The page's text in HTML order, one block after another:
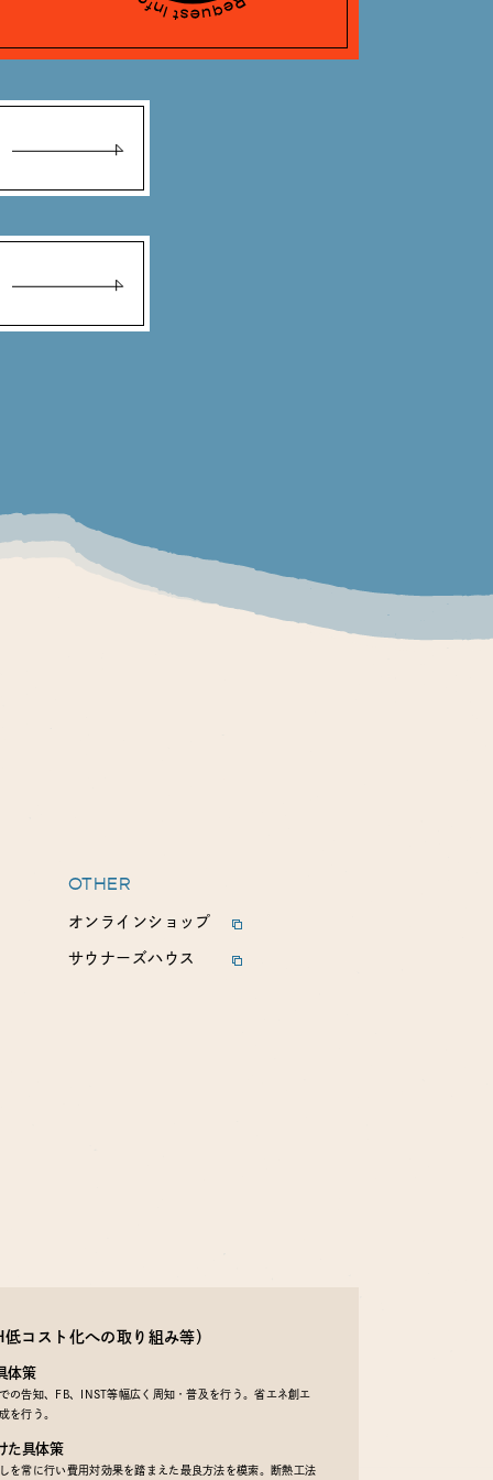
OTHER
オンラインショップ
サウナーズハウス
低コスト化への取り組み等）
体策
の告知、FB、INST等幅広く周知・普及を行う。省エネ創エ
を行う。
た具体策
を常に行い費用対効果を踏まえた最良方法を模索。断熱工法